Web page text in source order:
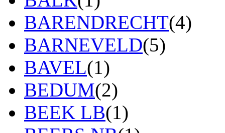
BARENDRECHT(4)
BARNEVELD(5)
BAVEL(1)
BEDUM(2)
BEEK LB(1)